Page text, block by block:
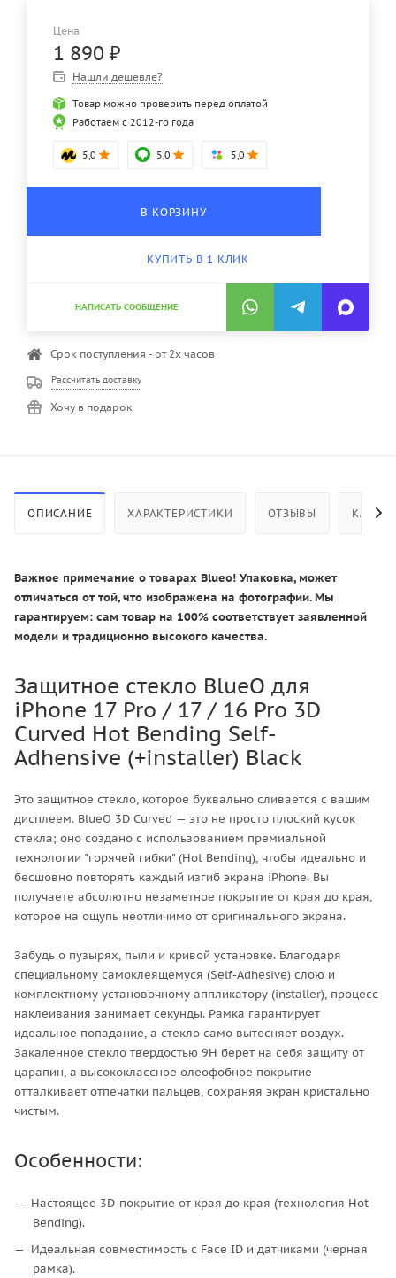
Цена
1 890 ₽
Нашли дешевле?
Товар можно проверить перед оплатой
Работаем с 2012-го года
5,0 5,0 5,0
В КОРЗИНУ
КУПИТЬ В 1 КЛИК
НАПИСАТЬ СООБЩЕНИЕ
Срок поступления - от 2х часов
Рассчитать доставку
Хочу в подарок
ОПИСАНИЕ ХАРАКТЕРИСТИКИ ОТЗЫВЫ КАК
Важное примечание о товарах Blueo! Упаковка, может
отличаться от той, что изображена на фотографии. Мы
гарантируем: сам товар на 100% соответствует заявленной
модели и традиционно высокого качества.
Защитное стекло BlueO для
iPhone 17 Pro / 17 / 16 Pro 3D
Curved Hot Bending Self-
Adhensive (+installer) Black
Это защитное стекло, которое буквально сливается с вашим
дисплеем. BlueO 3D Curved — это не просто плоский кусок
стекла; оно создано с использованием премиальной
технологии "горячей гибки" (Hot Bending), чтобы идеально и
бесшовно повторять каждый изгиб экрана iPhone. Вы
получаете абсолютно незаметное покрытие от края до края,
которое на ощупь неотличимо от оригинального экрана.
Забудь о пузырях, пыли и кривой установке. Благодаря
специальному самоклеящемуся (Self-Adhesive) слою и
комплектному установочному аппликатору (installer), процесс
наклеивания занимает секунды. Рамка гарантирует
идеальное попадание, а стекло само вытесняет воздух.
Закаленное стекло твердостью 9H берет на себя защиту от
царапин, а высококлассное олеофобное покрытие
отталкивает отпечатки пальцев, сохраняя экран кристально
чистым.
Особенности:
Настоящее 3D-покрытие от края до края (технология Hot
Bending).
Идеальная совместимость с Face ID и датчиками (черная
рамка).